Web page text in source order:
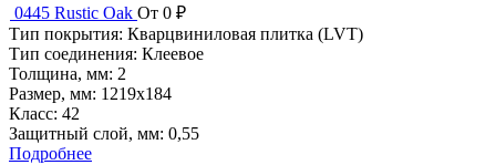
0445 Rustic Oak От 0 ₽
Тип покрытия: Кварцвиниловая плитка (LVT)
Тип соединения: Клеевое
Толщина, мм: 2
Размер, мм: 1219x184
Класс: 42
Защитный слой, мм: 0,55
Подробнее